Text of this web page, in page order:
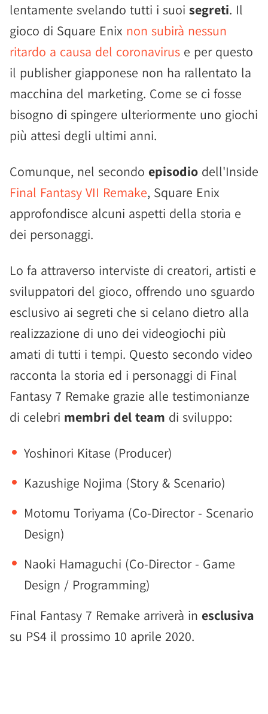
lentamente svelando tutti i suoi segreti. Il
gioco di Square Enix non subirà nessun
ritardo a causa del coronavirus e per questo
il publisher giapponese non ha rallentato la
macchina del marketing. Come se ci fosse
bisogno di spingere ulteriormente uno giochi
più attesi degli ultimi anni.
Comunque, nel secondo episodio dell'Inside
Final Fantasy VII Remake, Square Enix
approfondisce alcuni aspetti della storia e
dei personaggi.
Lo fa attraverso interviste di creatori, artisti e
sviluppatori del gioco, offrendo uno sguardo
esclusivo ai segreti che si celano dietro alla
realizzazione di uno dei videogiochi più
amati di tutti i tempi. Questo secondo video
racconta la storia ed i personaggi di Final
Fantasy 7 Remake grazie alle testimonianze
di celebri membri del team di sviluppo:
Yoshinori Kitase (Producer)
Kazushige Nojima (Story & Scenario)
Motomu Toriyama (Co-Director - Scenario
Design)
Naoki Hamaguchi (Co-Director - Game
Design / Programming)
Final Fantasy 7 Remake arriverà in esclusiva
su PS4 il prossimo 10 aprile 2020.